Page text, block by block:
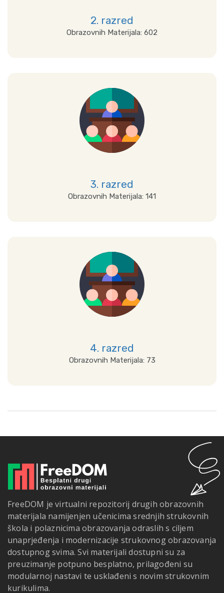
2. razred
Obrazovnih Materijala: 602
3. razred
Obrazovnih Materijala: 141
4. razred
Obrazovnih Materijala: 73
FreeDOM je virtualni repozitorij drugih obrazovnih
materijala namijenjen učenicima srednjih strukovnih
škola i polaznicima obrazovanja odraslih s ciljem
unaprjeđenja i modernizacije strukovnog obrazovanja
dostupnog svima. Svi materijali dostupni su za
preuzimanje potpuno besplatno, prilagođeni su
modularnoj nastavi te usklađeni s novim strukovnim
kurikulima.